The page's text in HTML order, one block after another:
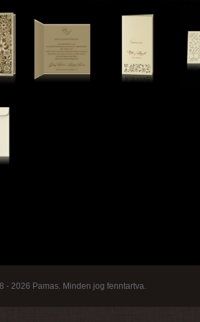
- 2026 Pamas. Minden jog fenntartva.